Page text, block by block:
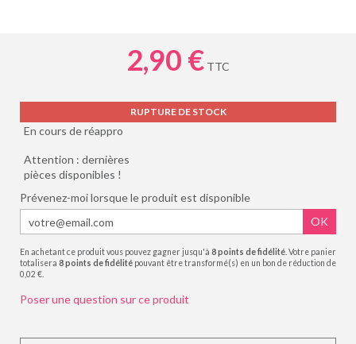
2,90 € TTC
RUPTURE DE STOCK
En cours de réappro
Attention : dernières
pièces disponibles !
Prévenez-moi lorsque le produit est disponible
OK
En achetant ce produit vous pouvez gagner jusqu'à 8points de fidélité . Votre panier
totalisera 8points de fidélité pouvant être transformé(s) en un bon de réduction de
0,02 €
Poser une question sur ce produit